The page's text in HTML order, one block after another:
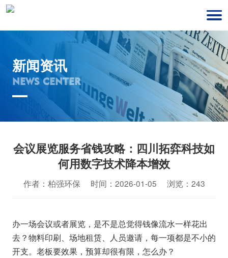
新闻资讯
NEWS CENTER
会议展览服务省钱攻略：四川拓弈科技如
何用数字技术降本增效
作者：柏强环保 时间：2026-01-05 浏览：243
办一场会议或者展览，是不是总觉得钱像流水一样花出
去？物料印刷、场地租赁、人员邀请，每一项都是不小的
开支。老板要效果，预算却很有限，怎么办？